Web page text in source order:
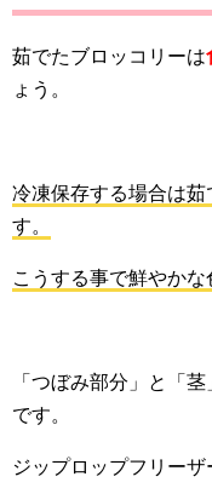
茹でたブロッコリーは
ょう。
冷凍保存する場合は茹
す。
こうする事で鮮やかな
「つぼみ部分」と「
です。
ジップロップフリー